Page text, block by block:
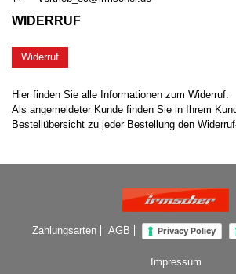
WIDERRUF
Widerruf
Hier finden Sie alle Informationen zum Widerruf.
Als angemeldeter Kunde finden Sie in Ihrem
Bestellübersicht zu jeder Bestellung den
Zahlungsarten AGB Privacy Policy
Impressum